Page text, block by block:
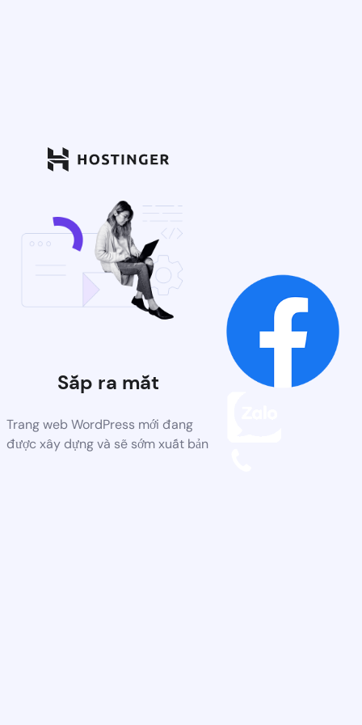
Sắp ra mắt
Trang web WordPress mới đang
được xây dựng và sẽ sớm xuất bản